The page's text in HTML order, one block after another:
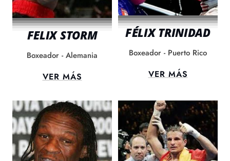
FELIX STORM
Boxeador - Alemania
VER MÁS
FÉLIX TRINIDAD
Boxeador - Puerto Rico
VER MÁS